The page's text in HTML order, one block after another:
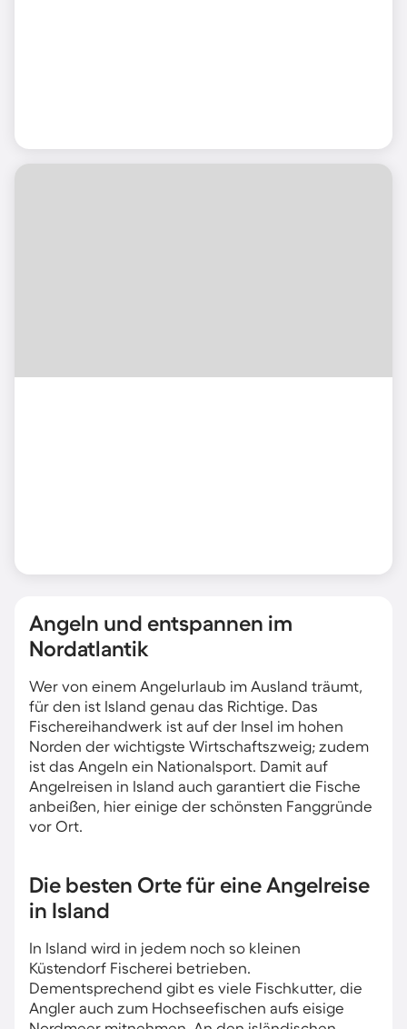
​Angeln und entspannen im
Nordatlantik
Wer von einem Angelurlaub im Ausland träumt,
für den ist Island genau das Richtige. Das
Fischereihandwerk ist auf der Insel im hohen
Norden der wichtigste Wirtschaftszweig; zudem
ist das Angeln ein Nationalsport. Damit auf
Angelreisen in Island auch garantiert die Fische
anbeißen, hier einige der schönsten Fanggründe
vor Ort.
Die besten Orte für eine Angelreise
in Island
In Island wird in jedem noch so kleinen
Küstendorf Fischerei betrieben.
Dementsprechend gibt es viele Fischkutter, die
Angler auch zum Hochseefischen aufs eisige